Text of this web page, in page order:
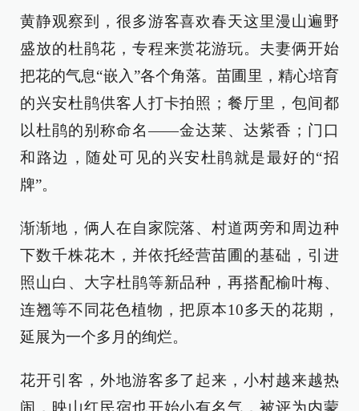
黄静观察到，很多游客喜欢春天这里漫山遍野
盛放的杜鹃花，专程来赏花游玩。夫妻俩开始
把花的气息“嵌入”各个角落。苗圃里，精心培育
的兴安杜鹃供客人打卡拍照；餐厅里，包间都
以杜鹃的别称命名——金达莱、达紫香；门口
和路边，随处可见的兴安杜鹃就是最好的“招
牌”。
渐渐地，俩人在自家院落、村道两旁和周边种
下数千株花木，并依托经营苗圃的基础，引进
照山白、大字杜鹃等新品种，再搭配榆叶梅、
连翘等不同花色植物，把原本10多天的花期，
延展为一个多月的绚烂。
花开引客，外地游客多了起来，小村越来越热
闹，映山红民宿也开始小有名气，被评为内蒙